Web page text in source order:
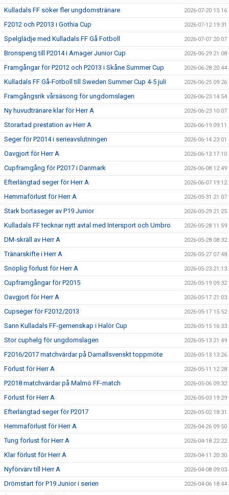
Kulladals FF söker fler ungdomstränare 2026-07-20 15:16
F2012 och P2013 i Gothia Cup 2026-07-12 19:31
Spelglädje med Kulladals FF Gå Fotboll 2026-07-07 20:07
Bronspeng till P2014 i Amager Junior Cup 2026-06-29 21:08
Framgångar för P2012 och P2013 i Skåne Summer Cup 2026-06-28 20:44
Kulladals FF Gå-Fotboll till Sweden Summer Cup 4-5 juli 2026-06-25 09:26
Framgångsrik vårsäsong för ungdomslagen 2026-06-23 14:54
Ny huvudtränare klar för Herr A 2026-06-23 10:07
Storartad prestation av Herr A 2026-06-19 09:11
Seger för P2014 i serieavslutningen 2026-06-14 23:01
Oavgjort för Herr A 2026-06-13 17:10
Cupframgång för P2017 i Danmark 2026-06-08 12:49
Efterlängtad seger för Herr A 2026-06-07 19:12
Hemmaförlust för Herr A 2026-05-31 21:07
Stark bortaseger av P19 Junior 2026-05-29 21:25
Kulladals FF tecknar nytt avtal med Intersport och Umbro 2026-05-28 11:59
DM-skräll av Herr A 2026-05-28 08:32
Tränarskifte i Herr A 2026-05-27 07:48
Snöplig förlust för Herr A 2026-05-23 21:13
Cupframgångar för P2015 2026-05-19 09:32
Oavgjort för Herr A 2026-05-17 21:03
Cupseger för F2012/2013 2026-05-17 15:52
Sann Kulladals FF-gemenskap i Halör Cup 2026-05-15 16:33
Stor cuphelg för ungdomslagen 2026-05-13 21:49
F2016/2017 matchvärdar på Damallsvenskt toppmöte 2026-05-13 13:26
Förlust för Herr A 2026-05-11 12:28
P2018 matchvärdar på Malmö FF-match 2026-05-06 09:32
Förlust för Herr A 2026-05-03 19:29
Efterlängtad seger för P2017 2026-05-02 18:31
Hemmaförlust för Herr A 2026-04-26 09:50
Tung förlust för Herr A 2026-04-18 22:22
Klar förlust för Herr A 2026-04-11 20:30
Nyförvärv till Herr A 2026-04-08 09:03
Drömstart för P19 Junior i serien 2026-04-06 18:44